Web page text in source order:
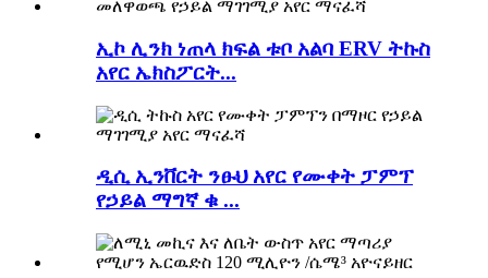
ኢኮ ሊንክ ነጠላ ክፍል ቱቦ አልባ ERV ትኩስ
አየር ኤክስፖርት...
ዲሲ ኢንቨርት ንፁህ አየር የሙቀት ፓምፕ
የኃይል ማግኛ ቁ ...